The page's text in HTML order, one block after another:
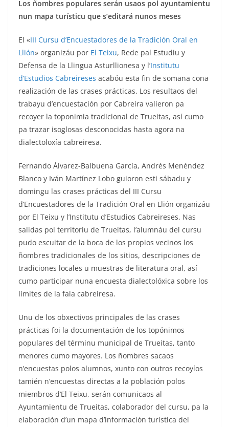
Los ñombres populares serán usaos pol ayuntamientu
nun mapa turísticu que s’editará nunos meses
El «III Cursu d’Encuestadores de la Tradición Oral en
Llión» organizáu por El Teixu, Rede pal Estudiu y
Defensa de la Llingua Asturllionesa y l’Institutu
d’Estudios Cabreireses acabóu esta fin de somana cona
realización de las crases prácticas. Los resultaos del
trabayu d’encuestación por Cabreira valieron pa
recoyer la toponimia tradicional de Trueitas, así cumo
pa trazar isoglosas desconocidas hasta agora na
dialectoloxía cabreiresa.
Fernando Álvarez-Balbuena García, Andrés Menéndez
Blanco y Iván Martínez Lobo guioron esti sábadu y
domingu las crases prácticas del III Cursu
d’Encuestadores de la Tradición Oral en Llión organizáu
por El Teixu y l’Institutu d’Estudios Cabreireses. Nas
salidas pol territoriu de Trueitas, l’alumnáu del cursu
pudo escuitar de la boca de los propios vecinos los
ñombres tradicionales de los sitios, descripciones de
tradiciones locales u muestras de literatura oral, así
cumo participar nuna encuesta dialectolóxica sobre los
límites de la fala cabreiresa.
Unu de los obxectivos principales de las crases
prácticas foi la documentación de los topónimos
populares del términu municipal de Trueitas, tanto
menores cumo mayores. Los ñombres sacaos
n’encuestas polos alumnos, xunto con outros recoyíos
tamién n’encuestas directas a la población polos
miembros d’El Teixu, serán comunicaos al
Ayuntamientu de Trueitas, colaborador del cursu, pa la
elaboración d’un mapa d’información turística del